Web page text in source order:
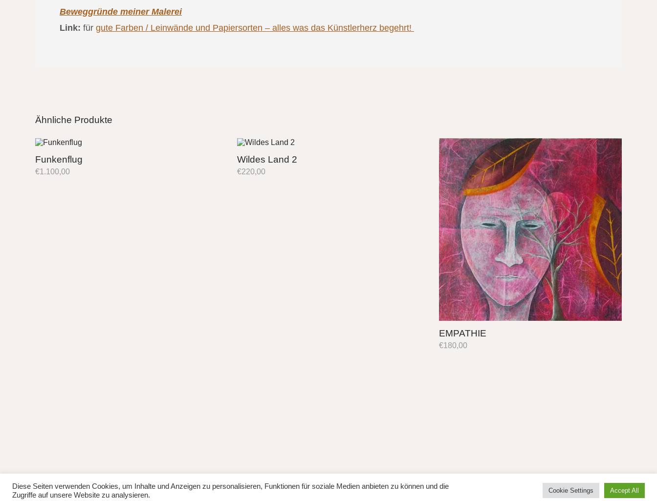
Beweggründe meiner Malerei
Link: für gute Farben / Leinwände und Papiersorten – alles was das Künstlerherz begehrt!
Ähnliche Produkte
Funkenflug
€1.100,00
Wildes Land 2
€220,00
EMPATHIE
€180,00
fb instag
Diese Seiten verwenden Cookies, um Inhalte und Anzeigen zu personalisieren, Funktionen für soziale Medien anbieten zu können und die
Zugriffe auf unsere Website zu analysieren.
Cookie Settings Accept All